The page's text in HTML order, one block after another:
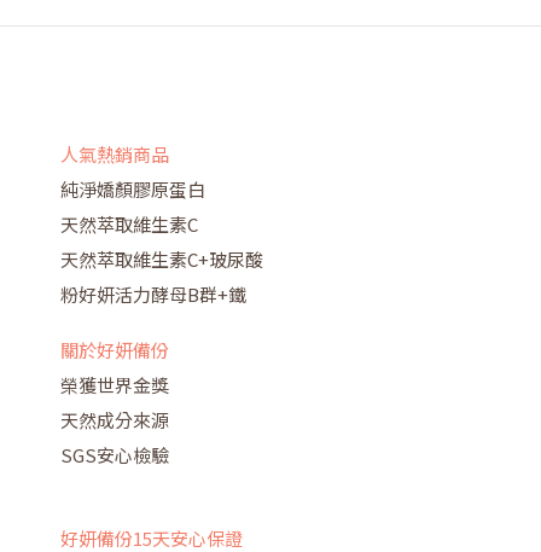
人氣熱銷商品
純淨嬌顏膠原蛋白
天然萃取維生素C
天然萃取維生素C+玻尿酸
粉好妍活力酵母B群+鐵
關於好妍備份
榮獲世界金獎
天然成分來源
SGS安心檢驗
好妍備份15天安心保證